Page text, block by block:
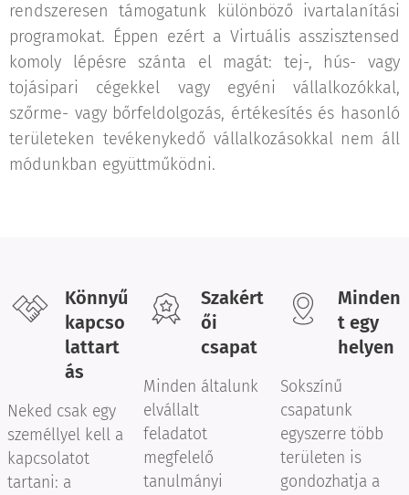
rendszeresen támogatunk különböző ivartalanítási
programokat. Éppen ezért a Virtuális asszisztensed
komoly lépésre szánta el magát: tej-, hús- vagy
tojásipari cégekkel vagy egyéni vállalkozókkal,
szőrme- vagy bőrfeldolgozás, értékesítés és hasonló
területeken tevékenykedő vállalkozásokkal nem áll
módunkban együttműködni.
Könnyű
kapcso
lattart
ás
Neked csak egy
személlyel kell a
kapcsolatot
tartani: a
Szakért
ői
csapat
Minden általunk
elvállalt
feladatot
megfelelő
tanulmányi
Minden
t egy
helyen
Sokszínű
csapatunk
egyszerre több
területen is
gondozhatja a